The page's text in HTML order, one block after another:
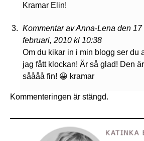
Kramar Elin!
Kommentar av Anna-Lena den 17
februari, 2010 kl 10:38
Om du kikar in i min blogg ser du
jag fått klockan! Är så glad! Den är
såååå fin! 😀 kramar
Kommenteringen är stängd.